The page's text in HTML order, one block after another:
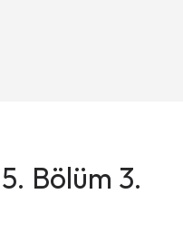
Bölüm 3.